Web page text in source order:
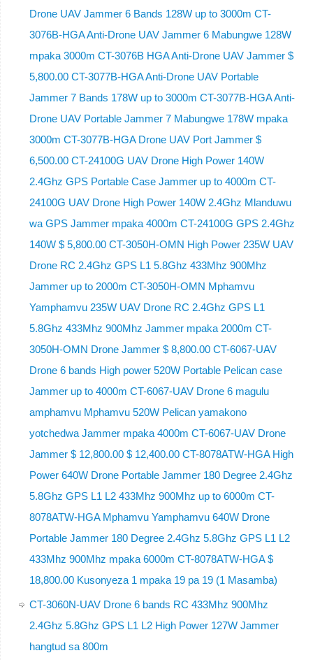
Drone UAV Jammer 6 Bands 128W up to 3000m CT-
3076B-HGA Anti-Drone UAV Jammer 6 Mabungwe 128W
mpaka 3000m CT-3076B HGA Anti-Drone UAV Jammer $
5,800.00 CT-3077B-HGA Anti-Drone UAV Portable
Jammer 7 Bands 178W up to 3000m CT-3077B-HGA Anti-
Drone UAV Portable Jammer 7 Mabungwe 178W mpaka
3000m CT-3077B-HGA Drone UAV Port Jammer $
6,500.00 CT-24100G UAV Drone High Power 140W
2.4Ghz GPS Portable Case Jammer up to 4000m CT-
24100G UAV Drone High Power 140W 2.4Ghz Mlanduwu
wa GPS Jammer mpaka 4000m CT-24100G GPS 2.4Ghz
140W $ 5,800.00 CT-3050H-OMN High Power 235W UAV
Drone RC 2.4Ghz GPS L1 5.8Ghz 433Mhz 900Mhz
Jammer up to 2000m CT-3050H-OMN Mphamvu
Yamphamvu 235W UAV Drone RC 2.4Ghz GPS L1
5.8Ghz 433Mhz 900Mhz Jammer mpaka 2000m CT-
3050H-OMN Drone Jammer $ 8,800.00 CT-6067-UAV
Drone 6 bands High power 520W Portable Pelican case
Jammer up to 4000m CT-6067-UAV Drone 6 magulu
amphamvu Mphamvu 520W Pelican yamakono
yotchedwa Jammer mpaka 4000m CT-6067-UAV Drone
Jammer $ 12,800.00 $ 12,400.00 CT-8078ATW-HGA High
Power 640W Drone Portable Jammer 180 Degree 2.4Ghz
5.8Ghz GPS L1 L2 433Mhz 900Mhz up to 6000m CT-
8078ATW-HGA Mphamvu Yamphamvu 640W Drone
Portable Jammer 180 Degree 2.4Ghz 5.8Ghz GPS L1 L2
433Mhz 900Mhz mpaka 6000m CT-8078ATW-HGA $
18,800.00 Kusonyeza 1 mpaka 19 pa 19 (1 Masamba)
CT-3060N-UAV Drone 6 bands RC 433Mhz 900Mhz
2.4Ghz 5.8Ghz GPS L1 L2 High Power 127W Jammer
hangtud sa 800m